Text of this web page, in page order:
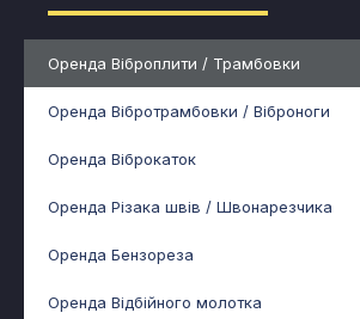
Оренда Віброплити / Трамбовки
Оренда Вібротрамбовки / Віброноги
Оренда Віброкаток
Оренда Різака швів / Швонарезчика
Оренда Бензореза
Оренда Відбійного молотка